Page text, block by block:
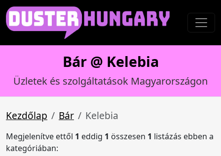
Bár @ Kelebia
Üzletek és szolgáltatások Magyarországon
Kezdőlap Bár Kelebia
Megjelenítve ettől 1 eddig 1 összesen 1 listázás ebben a
kategóriában: